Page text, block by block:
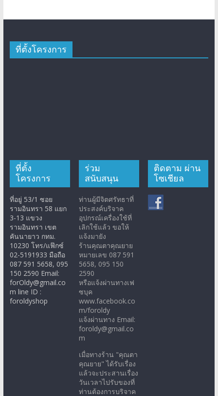
ที่ตั้งโครงการ
ที่ตั้ง
โครงการ
ที่อยู่ 53/1 ซอย
รามอินทรา 58 แยก
3-13 แขวง
รามอินทรา เขต
คันนายาว กทม.
10230 โทร/แฟ๊กซ์
02-5191933 มือถือ
087 591 5658, 095
150 2590 Email:
forOldy@gmail.co
m line ID :
foroldyshop
ร่วม
สนับสนุน
ท่านผู้มีจิตศรัทธาที่
ประสงค์บริจาค
อุปกรณ์เครื่องใช้ที่
เลิกใช้แล้ว ขอให้
แจ้งมายัง
ร้านคุณตาคุณยาย
หมายเลข 087 591
5658, 095 150
2590
หรือแจ้งผ่านทางเฟ
ซบุค
www.facebook.co
m/foroldy
แจ้งผ่านทาง Email:
foroldy@gmail.co
m
เมื่อทางร้าน "คุณตา
คุณยาย" ได้รับเรื่อง
แล้วจะประสานเรื่อง
วันเวลาไปรับของที่
ท่านต้องการบริจาค
ติดตาม ผ่าน
โซเชียล